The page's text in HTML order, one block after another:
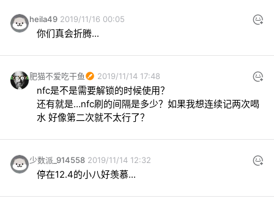
heila49 2019/11/16 00:05
你们真会折腾...
肥猫不爱吃干鱼 2019/11/14 17:48
nfc是不是需要解锁的时候使用？
还有就是…nfc刷的间隔是多少？如果我想连续记两次喝
水 好像第二次就不太行了？
少数派_914558 2019/11/14 12:32
停在12.4的小八好羡慕...